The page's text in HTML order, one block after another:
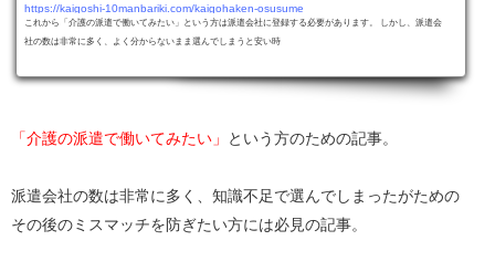
https://kaigoshi-10manbariki.com/kaigohaken-osusume
これから「介護の派遣で働いてみたい」という方は派遣会社に登録する必要があります。 しかし、派遣会
社の数は非常に多く、よく分からないまま選んでしまうと安い時
「介護の派遣で働いてみたい」 という方のための記事。
派遣会社の数は非常に多く、知識不足で選んでしまったがための
その後のミスマッチを防ぎたい方には必見の記事。